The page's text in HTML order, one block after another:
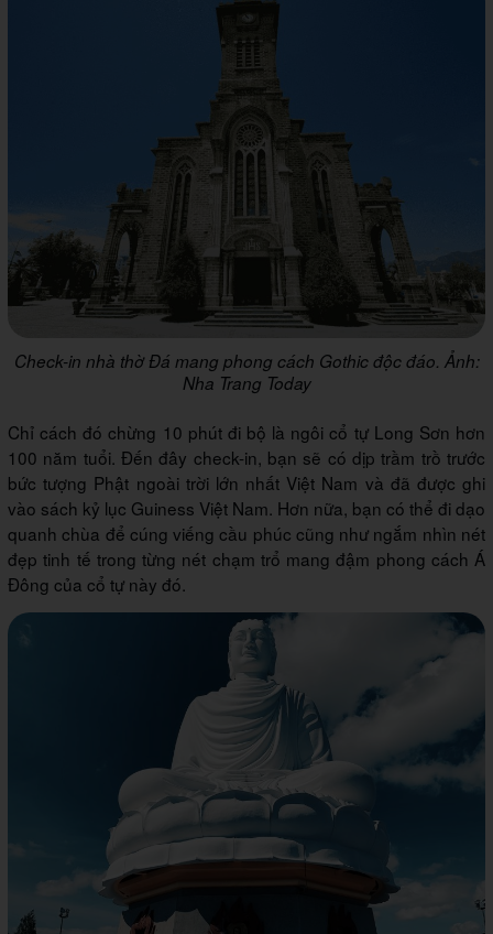
Check-in nhà thờ Đá mang phong cách Gothic độc đáo. Ảnh:
Nha Trang Today
Chỉ cách đó chừng 10 phút đi bộ là ngôi cổ tự Long Sơn hơn
100 năm tuổi. Đến đây check-in, bạn sẽ có dịp trầm trồ trước
bức tượng Phật ngoài trời lớn nhất Việt Nam và đã được ghi
vào sách kỷ lục Guiness Việt Nam. Hơn nữa, bạn có thể đi dạo
quanh chùa để cúng viếng cầu phúc cũng như ngắm nhìn nét
đẹp tinh tế trong từng nét chạm trổ mang đậm phong cách Á
Đông của cổ tự này đó.